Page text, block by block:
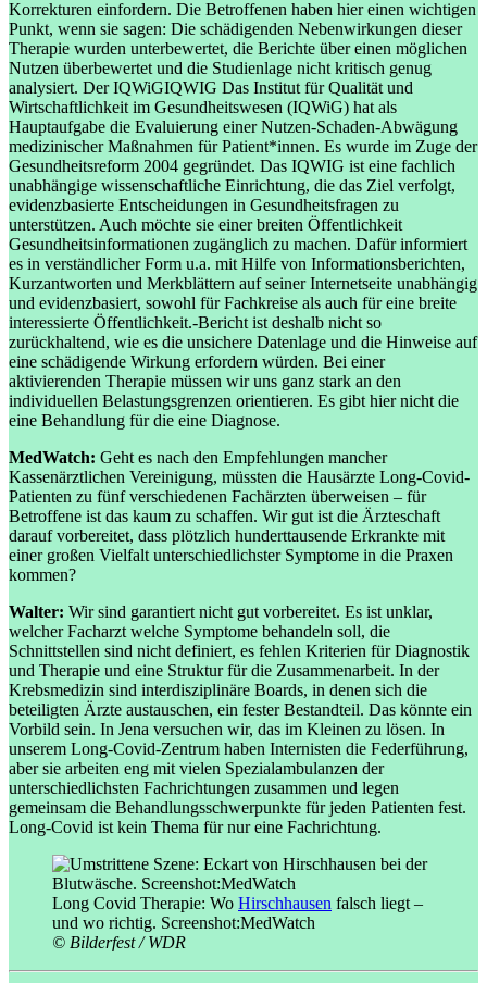
Korrekturen einfordern. Die Betroffenen haben hier einen wichtigen
Punkt, wenn sie sagen: Die schädigenden Nebenwirkungen dieser
Therapie wurden unterbewertet, die Berichte über einen möglichen
Nutzen überbewertet und die Studienlage nicht kritisch genug
analysiert. DerIQWiGIQWIG Das Institut für Qualität und
Wirtschaftlichkeit im Gesundheitswesen (IQWiG) hat als
Hauptaufgabe die Evaluierung einer Nutzen-Schaden-Abwägung
medizinischer Maßnahmen für Patient*innen. Es wurde im Zuge der
Gesundheitsreform 2004 gegründet. Das IQWIG ist eine fachlich
unabhängige wissenschaftliche Einrichtung, die das Ziel verfolgt,
evidenzbasierte Entscheidungen in Gesundheitsfragen zu
unterstützen. Auch möchte sie einer breiten Öffentlichkeit
Gesundheitsinformationen zugänglich zu machen. Dafür informiert
es in verständlicher Form u.a. mit Hilfe von Informationsberichten,
Kurzantworten und Merkblättern auf seiner Internetseite unabhängig
und evidenzbasiert, sowohl für Fachkreise als auch für eine breite
interessierte Öffentlichkeit.-Bericht ist deshalb nicht so
zurückhaltend, wie es die unsichere Datenlage und die Hinweise auf
eine schädigende Wirkung erfordern würden. Bei einer
aktivierenden Therapie müssen wir uns ganz stark an den
individuellen Belastungsgrenzen orientieren. Es gibt hier nicht die
eine Behandlung für die eine Diagnose.
MedWatch: Geht es nach den Empfehlungen mancher
Kassenärztlichen Vereinigung, müssten die Hausärzte Long-Covid-
Patienten zu fünf verschiedenen Fachärzten überweisen – für
Betroffene ist das kaum zu schaffen. Wir gut ist die Ärzteschaft
darauf vorbereitet, dass plötzlich hunderttausende Erkrankte mit
einer großen Vielfalt unterschiedlichster Symptome in die Praxen
kommen?
Walter: Wir sind garantiert nicht gut vorbereitet. Es ist unklar,
welcher Facharzt welche Symptome behandeln soll, die
Schnittstellen sind nicht definiert, es fehlen Kriterien für Diagnostik
und Therapie und eine Struktur für die Zusammenarbeit. In der
Krebsmedizin sind interdisziplinäre Boards, in denen sich die
beteiligten Ärzte austauschen, ein fester Bestandteil. Das könnte ein
Vorbild sein. In Jena versuchen wir, das im Kleinen zu lösen. In
unserem Long-Covid-Zentrum haben Internisten die Federführung,
aber sie arbeiten eng mit vielen Spezialambulanzen der
unterschiedlichsten Fachrichtungen zusammen und legen
gemeinsam die Behandlungsschwerpunkte für jeden Patienten fest.
Long-Covid ist kein Thema für nur eine Fachrichtung.
Long Covid Therapie: Wo Hirschhausen falsch liegt –
und wo richtig. Screenshot:MedWatch
© Bilderfest / WDR